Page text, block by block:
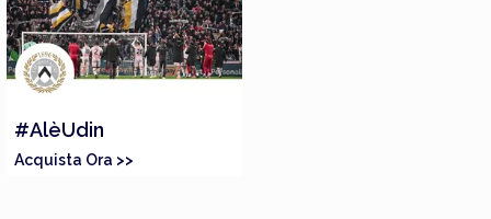
#AlèUdin
Acquista Ora >>